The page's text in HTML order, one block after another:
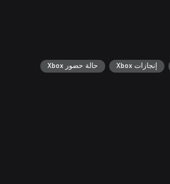
إنجازات Xbox حالة حضور Xbox